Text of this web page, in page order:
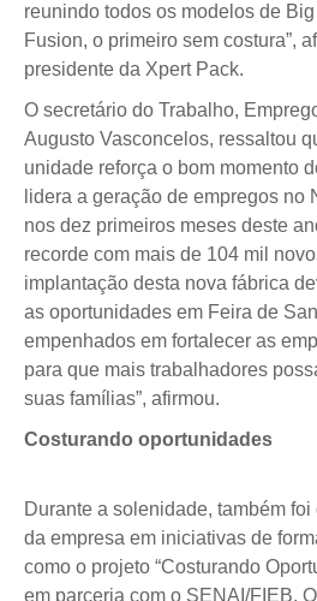
reunindo todos os modelos de
Fusion, o primeiro sem costura”,
presidente da Xpert Pack.
O secretário do Trabalho,
Augusto Vasconcelos, ressaltou
unidade reforça o bom momento
lidera a geração de empregos no
nos dez primeiros meses deste
recorde com mais de 104 mil
implantação desta nova fábrica
as oportunidades em Feira de
empenhados em fortalecer as
para que mais trabalhadores
suas famílias”, afirmou.
Costurando oportunidades
Durante a solenidade, também
da empresa em iniciativas de
como o projeto “Costurando
em parceria com o SENAI/FIEB.